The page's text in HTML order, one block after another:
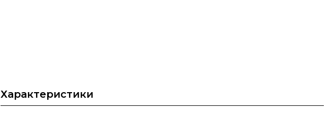
Характеристики